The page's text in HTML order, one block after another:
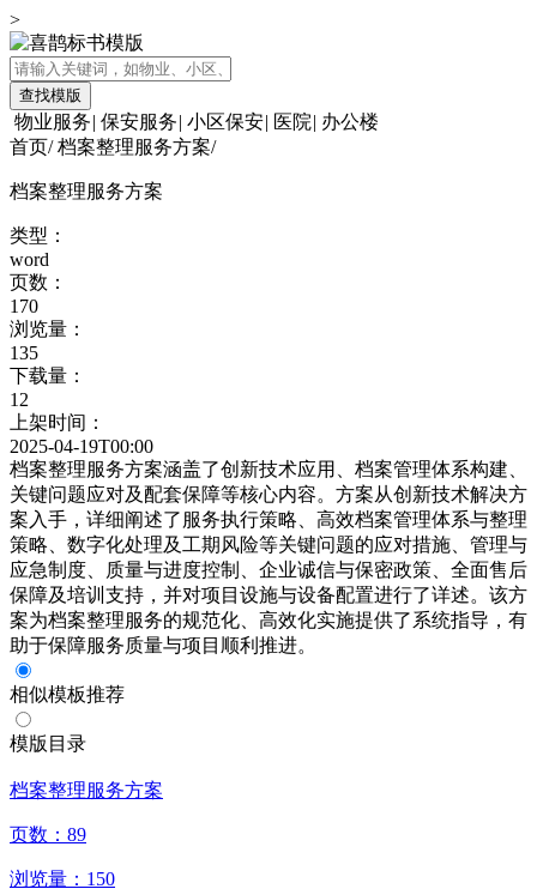
>
查找模版
物业服务| 保安服务| 小区保安| 医院| 办公楼
首页/ 档案整理服务方案/
档案整理服务方案
类型：
word
页数：
170
浏览量：
135
下载量：
12
上架时间：
2025-04-19T00:00
档案整理服务方案涵盖了创新技术应用、档案管理体系构建、
关键问题应对及配套保障等核心内容。方案从创新技术解决方
案入手，详细阐述了服务执行策略、高效档案管理体系与整理
策略、数字化处理及工期风险等关键问题的应对措施、管理与
应急制度、质量与进度控制、企业诚信与保密政策、全面售后
保障及培训支持，并对项目设施与设备配置进行了详述。该方
案为档案整理服务的规范化、高效化实施提供了系统指导，有
助于保障服务质量与项目顺利推进。
相似模板推荐
模版目录
档案整理服务方案
页数： 89
浏览量： 150